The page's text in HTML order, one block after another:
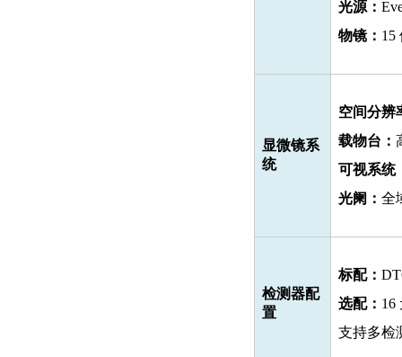
光源：
物镜： 15
显微镜系
统
空间分辨
载物台：
可视系统
光阑： 全
检测器配
置
标配：
选配： 16
支持多检